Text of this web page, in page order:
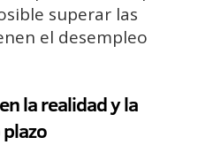
superar las
el desempleo
la realidad y la